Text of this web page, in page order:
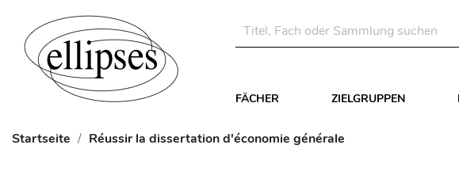
FÄCHER ZIELGRUPPEN
Startseite Réussir la dissertation d'économie générale